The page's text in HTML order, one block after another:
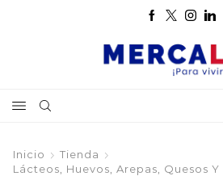
Inicio
Tienda
Lácteos, Huevos, Arepas, Quesos